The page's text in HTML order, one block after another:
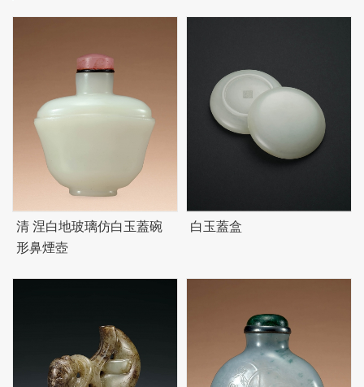
清 涅白地玻璃仿白玉蓋碗
形鼻煙壺
白玉蓋盒